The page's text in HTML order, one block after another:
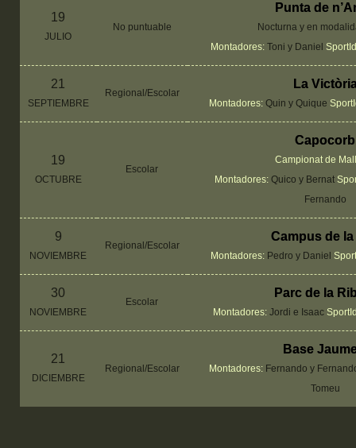
19
JULIO
No puntuable
Punta de
Nocturna y en
Montadores:Toni y Daniel
21
SEPTIEMBRE
Regional/Escolar
La
Montadores:Quin y Quique
19
OCTUBRE
Escolar
Capocorb
Campionat de
Montadores:Quico y Bernat
Fernando
9
NOVIEMBRE
Regional/Escolar
Campus de
Montadores: Pedro y Daniel
30
NOVIEMBRE
Escolar
Parc de la
Montadores:Jordi e Isaac
21
DICIEMBRE
Regional/Escolar
Base
Montadores: Fernando y
Tomeu